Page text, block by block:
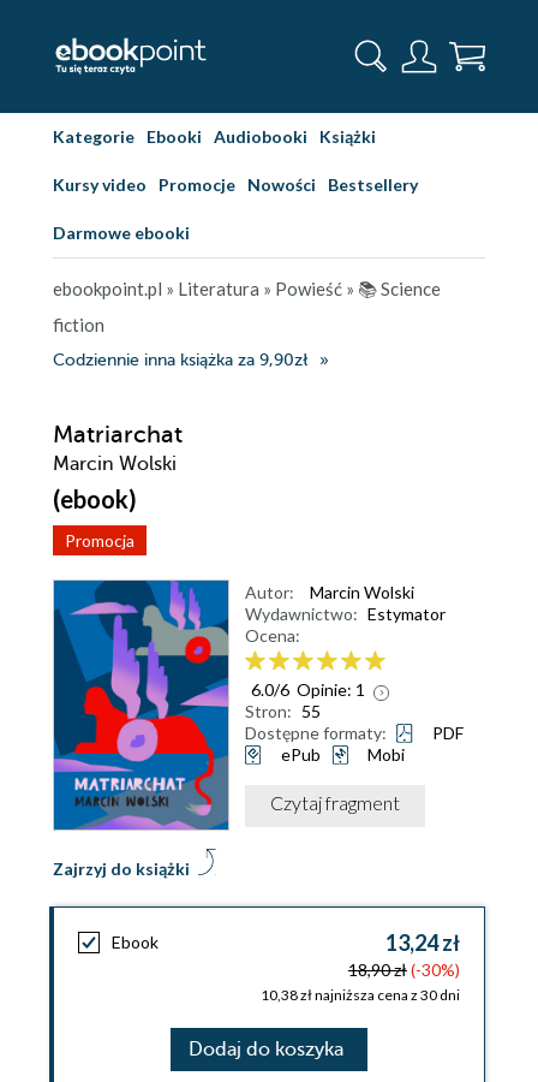
Kategorie Ebooki Audiobooki Książki
Kursy video Promocje Nowości Bestsellery
Darmowe ebooki
ebookpoint.pl » Literatura » Powieść » 📚 Science
fiction
Codziennie inna książka za 9,90zł
Matriarchat
Marcin Wolski
(ebook)
Promocja
Zajrzyj do książki
Autor:
Marcin Wolski
Wydawnictwo: Estymator
Ocena:
6.0/6 Opinie: 1
Stron: 55
Dostępne formaty:
PDF
ePub
Mobi
Czytaj fragment
Ebook 13,24 zł
18,90 zł(-30%)
10,38 zł najniższa cena z 30 dni
Dodaj do koszyka